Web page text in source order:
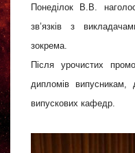
Понеділок В.В.
зв’язків з
зокрема.
Після урочистих
дипломів випусникам,
випускових кафедр.